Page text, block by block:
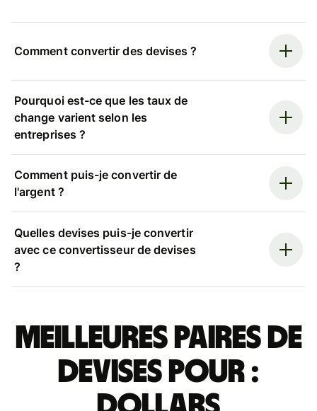
Comment convertir des devises ?
Pourquoi est-ce que les taux de
change varient selon les
entreprises ?
Comment puis-je convertir de
l'argent ?
Quelles devises puis-je convertir
avec ce convertisseur de devises
?
Meilleures paires de
devises pour :